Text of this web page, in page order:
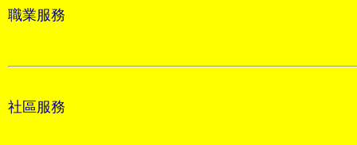
職業服務
社區服務